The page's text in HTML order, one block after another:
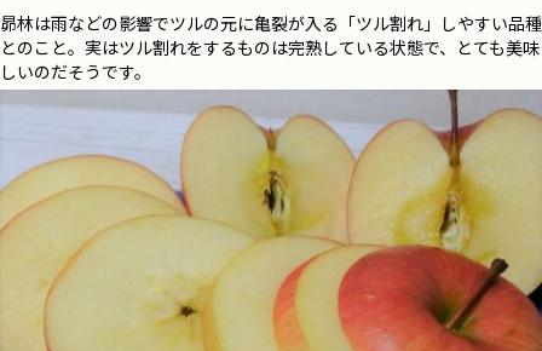
昴林は雨などの影響でツルの元に亀裂が入る「ツル割れ」しやすい品種
とのこと。実はツル割れをするものは完熟している状態で、とても美味
しいのだそうです。